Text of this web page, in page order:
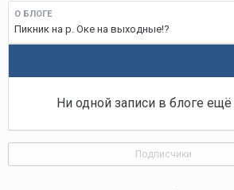
О БЛОГЕ
Пикник на р. Оке на выходные!?
Ни одной записи в блоге ещё
Подписчики